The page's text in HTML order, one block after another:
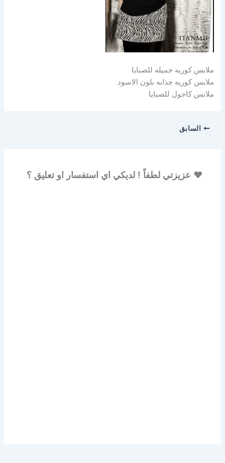
ملابس كوريه جميله للصبايا
ملابس كوريه جذابه بلون الاسود
ملابس كاجول للصبايا
السابق
♥ عزيزتي لطفاً ! لديكي اي استفسار او تعليق ؟